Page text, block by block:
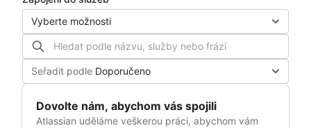
Vyberte možnosti
Seřadit podle Doporučeno
Dovolte nám, abychom vás spojili
Atlassian uděláme veškerou práci, abychom vám